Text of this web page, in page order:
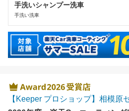
手洗いシャンプー洗車
手洗い洗車
【Keeper プロショップ】相模原